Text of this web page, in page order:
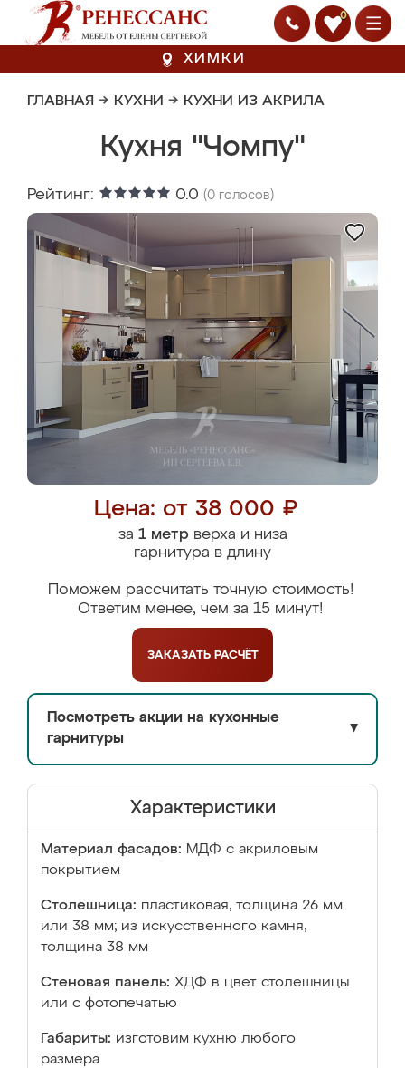
0
ХИМКИ
ГЛАВНАЯ → КУХНИ → КУХНИ ИЗ АКРИЛА
Кухня "Чомпу"
Рейтинг: 0.0 (0 голосов)
Цена: от 38 000 ₽
за 1 метрверха и низа
гарнитура в длину
Поможем рассчитать точную стоимость!
Ответим менее, чем за 15 минут!
ЗАКАЗАТЬ РАСЧЁТ
Посмотреть акции на кухонные
гарнитуры
▼
Характеристики
Материал фасадов: МДФ с акриловым
покрытием
Столешница: пластиковая, толщина 26 мм
или 38 мм; из искусственного камня,
толщина 38 мм
Стеновая панель: ХДФ в цвет столешницы
или с фотопечатью
Габариты: изготовим кухню любого
размера